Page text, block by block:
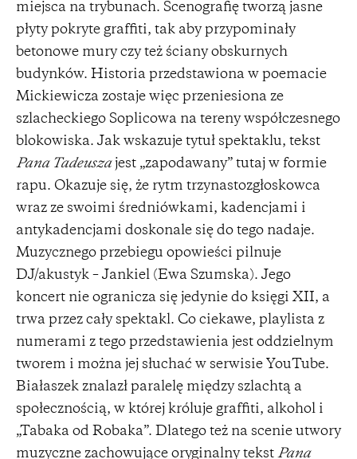
miejsca na trybunach. Scenografię tworzą jasne
płyty pokryte graffiti, tak aby przypominały
betonowe mury czy też ściany obskurnych
budynków. Historia przedstawiona w poemacie
Mickiewicza zostaje więc przeniesiona ze
szlacheckiego Soplicowa na tereny współczesnego
blokowiska. Jak wskazuje tytuł spektaklu, tekst
Pana Tadeuszajest „zapodawany” tutaj w formie
rapu. Okazuje się, że rytm trzynastozgłoskowca
wraz ze swoimi średniówkami, kadencjami i
antykadencjami doskonale się do tego nadaje.
Muzycznego przebiegu opowieści pilnuje
DJ/akustyk – Jankiel (Ewa Szumska). Jego
koncert nie ogranicza się jedynie do księgi XII, a
trwa przez cały spektakl. Co ciekawe, playlista z
numerami z tego przedstawienia jest oddzielnym
tworem i można jej słuchać w serwisie YouTube.
Białaszek znalazł paralelę między szlachtą a
społecznością, w której króluje graffiti, alkohol i
„Tabaka od Robaka”. Dlatego też na scenie utwory
muzyczne zachowujące oryginalny tekst Pana